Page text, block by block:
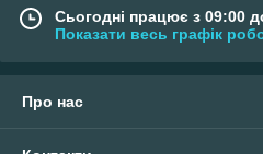
Сьогодні працює з 09:00
Показати весь графік
Про нас